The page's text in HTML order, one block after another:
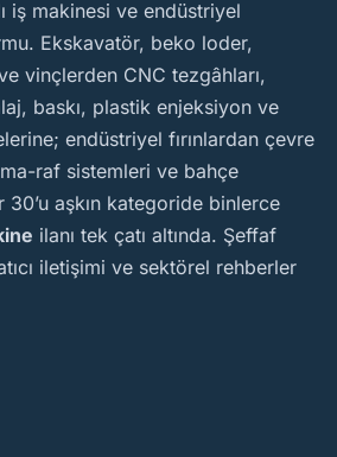
iş makinesi ve endüstriyel
Ekskavatör, beko loder,
vinçlerden CNC tezgâhları,
baskı, plastik enjeksiyon ve
endüstriyel fırınlardan çevre
raf sistemleri ve bahçe
30’u aşkın kategoride binlerce
ilanı tek çatı altında. Şeffaf
iletişimi ve sektörel rehberler